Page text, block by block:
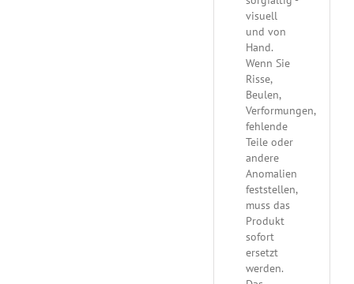
visuell
und von
Hand.
Wenn Sie
Risse,
Beulen,
Verformungen,
fehlende
Teile oder
andere
Anomalien
feststellen,
muss das
Produkt
sofort
ersetzt
werden.